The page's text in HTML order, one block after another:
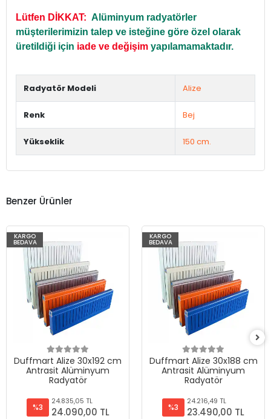
Lütfen DİKKAT: Alüminyum radyatörler
müşterilerimizin talep ve isteğine göre özel olarak
üretildiği için iade ve değişim yapılamamaktadır.
Radyatör Modeli Alize
Renk Bej
Yükseklik 150 cm.
Benzer Ürünler
KARGO
BEDAVA
Duffmart Alize 30x192 cm
Antrasit Alüminyum
Radyatör
%3
24.835,05 TL
24.090,00 TL
KARGO
BEDAVA
Duffmart Alize 30x188 cm
Antrasit Alüminyum
Radyatör
%3
24.216,49 TL
23.490,00 TL